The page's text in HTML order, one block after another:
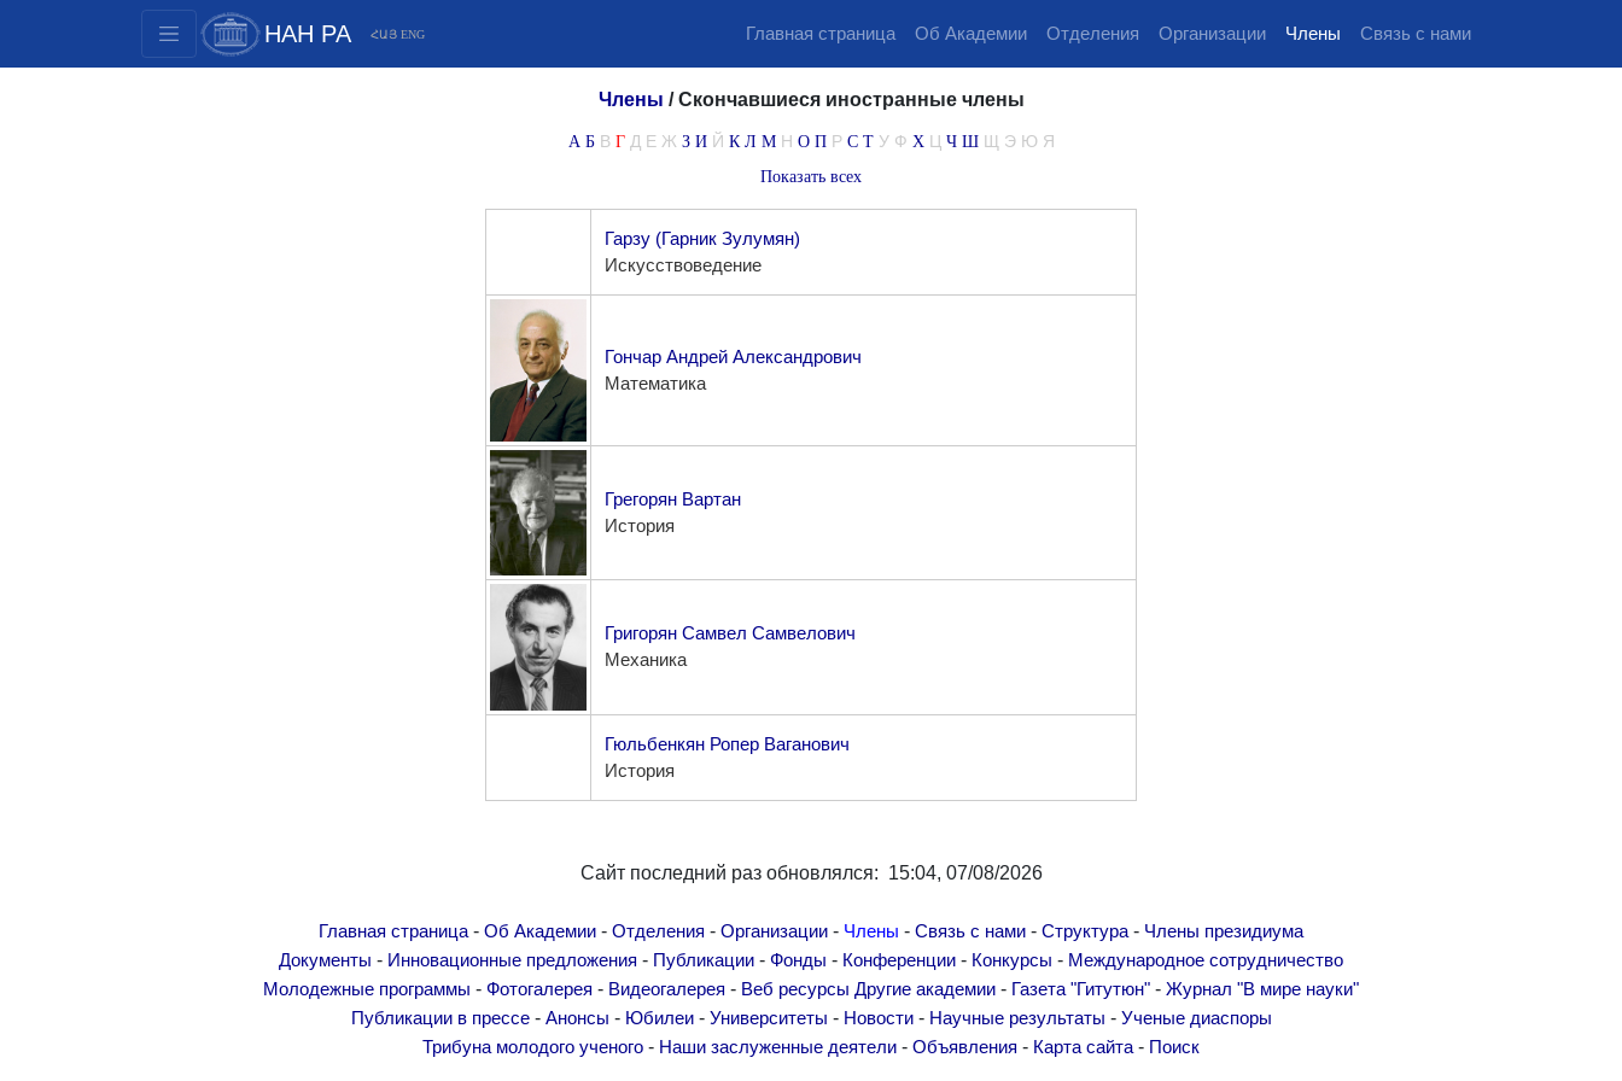
НАН РА ՀԱՅ ENG Главная страница Об Академии Отделения Организации Члены Связь с нами
Члены /Скончавшиеся иностранные члены
А Б В Г Д Е Ж З И Й К Л М Н О П Р С Т У Ф Х Ц Ч Ш Щ Э Ю Я
Показать всех
Гарзу (Гарник Зулумян)
Искусствоведение
Гончар Андрей Александрович
Математика
Грегорян Вартан
История
Григорян Самвел Самвелович
Механика
Гюльбенкян Ропер Ваганович
История
Сайт последний раз обновлялся: 15:04, 07/08/2026
Главная страница - Об Академии - Отделения - Организации - Члены - Связь с нами - Структура - Члены президиума
Документы - Инновационные предложения - Публикации - Фонды - Конференции - Конкурсы - Международное сотрудничество
Молодежные программы - Фотогалерея - Видеогалерея - Веб ресурсы Другие академии - Газета "Гитутюн" - Журнал "В мире науки"
Публикации в прессе- Анонсы - Юбилеи- Университеты - Новости- Научные результаты - Ученые диаспоры
Трибуна молодого ученого - Наши заслуженные деятели - Объявления - Карта сайта - Поиск